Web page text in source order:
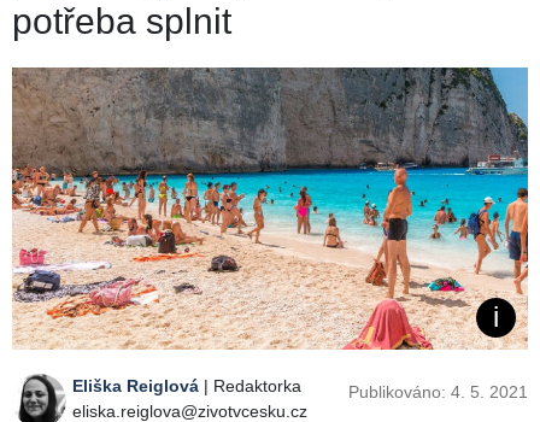
potřeba splnit
Eliška Reiglová | Redaktorka
eliska.reiglova@zivotvcesku.cz
Publikováno: 4. 5. 2021